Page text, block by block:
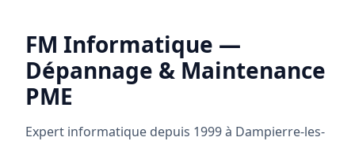
FM Informatique —
Dépannage & Maintenance
PME
Expert informatique depuis 1999 à Dampierre-les-